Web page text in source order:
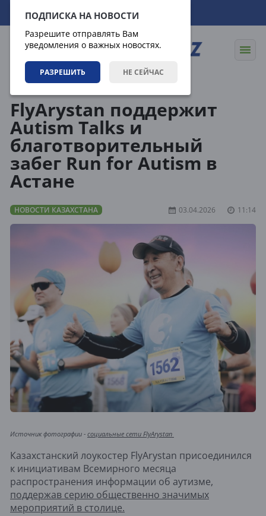
ПОДПИСКА НА НОВОСТИ
Разрешите отправлять Вам
уведомления о важных новостях.
РАЗРЕШИТЬ НЕ СЕЙЧАС
09.08.2026 19:35:49
FlyArystan поддержит
Autism Talks и
благотворительный
забег Run for Autism в
Астане
НОВОСТИ КАЗАХСТАНА 03.04.2026 11:14
Источник фотографии - социальные сети FlyArystan
Казахстанский лоукостер FlyArystan присоединился
к инициативам Всемирного месяца
распространения информации об аутизме,
поддержав серию общественно значимых
мероприятий в столице.